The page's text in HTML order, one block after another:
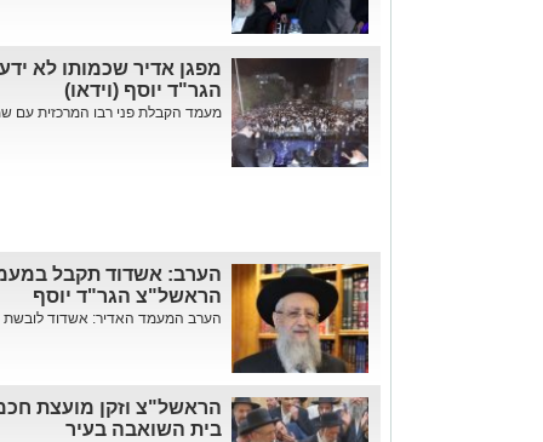
מפגן אדיר שכמותו לא
הגר"ד יוסף (וידאו)
מעמד הקבלת פני רבו המרכזית עם
הערב: אשדוד תקבל
הראשל"צ הגר"ד יוסף
הערב המעמד האדיר: אשדוד לובשת
הראשל"צ וזקן מועצת
בית השואבה בעיר